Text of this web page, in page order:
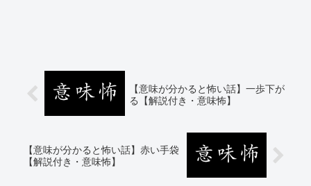
【意味が分かると怖い話】一歩下が
る【解説付き・意味怖】
【意味が分かると怖い話】赤い手袋
【解説付き・意味怖】